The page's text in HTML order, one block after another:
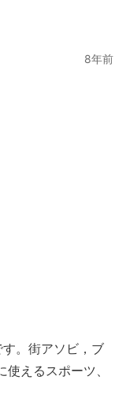
8年前
。街アソビ，ブ
えるスポーツ、